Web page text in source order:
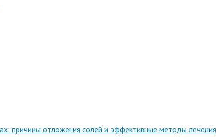
причины отложения солей и эффективные методы лечения